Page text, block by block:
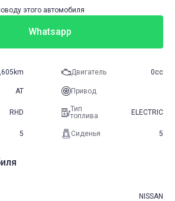
этого автомобиля
Whatsapp
Двигатель 0cc
AT Привод
RHD
Тип
топлива
ELECTRIC
5 Сиденья 5
NISSAN